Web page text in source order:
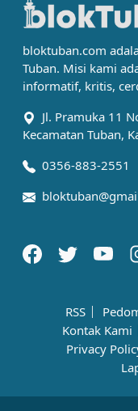
bloktuban.com
Tuban. Misi kami
informatif, kritis,
Jl. Pramuka 11
Kecamatan Tuban,
0356-883-2551
RSS
Kontak Kami
Privacy